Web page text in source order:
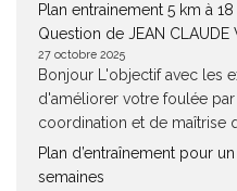
Plan entrainement 5 km à
Question de JEAN CLAUDE
27 octobre 2025
Bonjour L'objectif avec les
d'améliorer votre foulée
coordination et de maîtrise
Plan d’entraînement pour
semaines